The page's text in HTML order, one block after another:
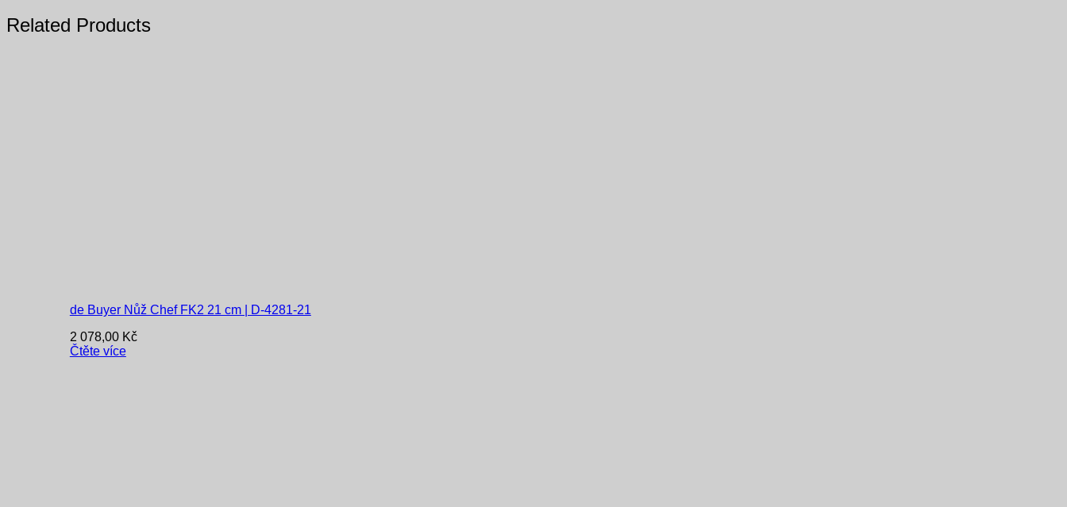
Related Products
de Buyer Nůž Chef FK2 21 cm | D-4281-21
2 078,00 Kč
Čtěte více